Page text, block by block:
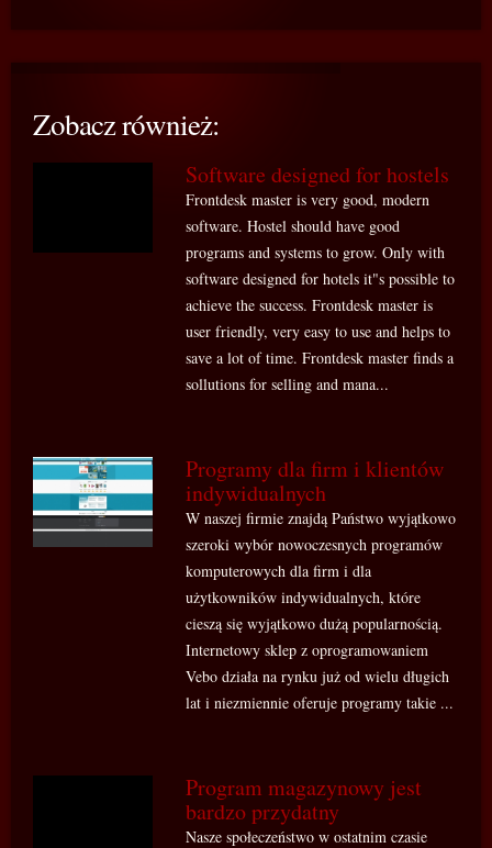
Zobacz również:
Software designed for hostels
Frontdesk master is very good, modern
software. Hostel should have good
programs and systems to grow. Only with
software designed for hotels it"s possible to
achieve the success. Frontdesk master is
user friendly, very easy to use and helps to
save a lot of time. Frontdesk master finds a
sollutions for selling and mana...
Programy dla firm i klientów
indywidualnych
W naszej firmie znajdą Państwo wyjątkowo
szeroki wybór nowoczesnych programów
komputerowych dla firm i dla
użytkowników indywidualnych, które
cieszą się wyjątkowo dużą popularnością.
Internetowy sklep z oprogramowaniem
Vebo działa na rynku już od wielu długich
lat i niezmiennie oferuje programy takie ...
Program magazynowy jest
bardzo przydatny
Nasze społeczeństwo w ostatnim czasie